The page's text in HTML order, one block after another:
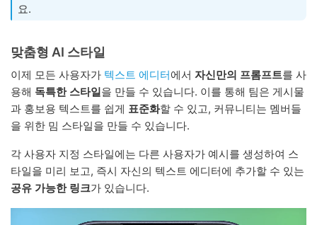
요.
맞춤형 AI 스타일
이제 모든 사용자가 텍스트 에디터에서 자신만의 프롬프트를 사
용해 독특한 스타일을 만들 수 있습니다. 이를 통해 팀은 게시물
과 홍보용 텍스트를 쉽게 표준화할 수 있고, 커뮤니티는 멤버들
을 위한 밈 스타일을 만들 수 있습니다.
각 사용자 지정 스타일에는 다른 사용자가 예시를 생성하여 스
타일을 미리 보고, 즉시 자신의 텍스트 에디터에 추가할 수 있는
공유 가능한 링크가 있습니다.